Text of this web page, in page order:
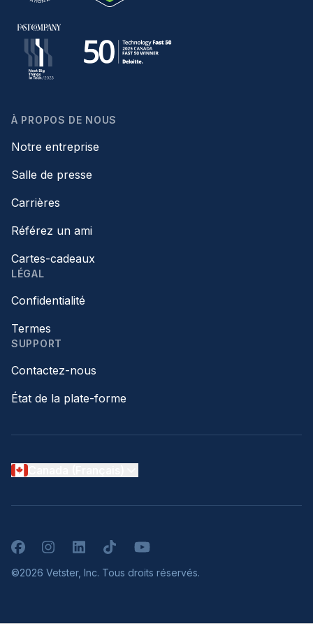
À PROPOS DE NOUS
Notre entreprise
Salle de presse
Carrières
Référez un ami
Cartes-cadeaux
LÉGAL
Confidentialité
Termes
SUPPORT
Contactez-nous
État de la plate-forme
FacebookInstagramLinkedInTikTokYouTube
©2026 Vetster, Inc. Tous droits réservés.